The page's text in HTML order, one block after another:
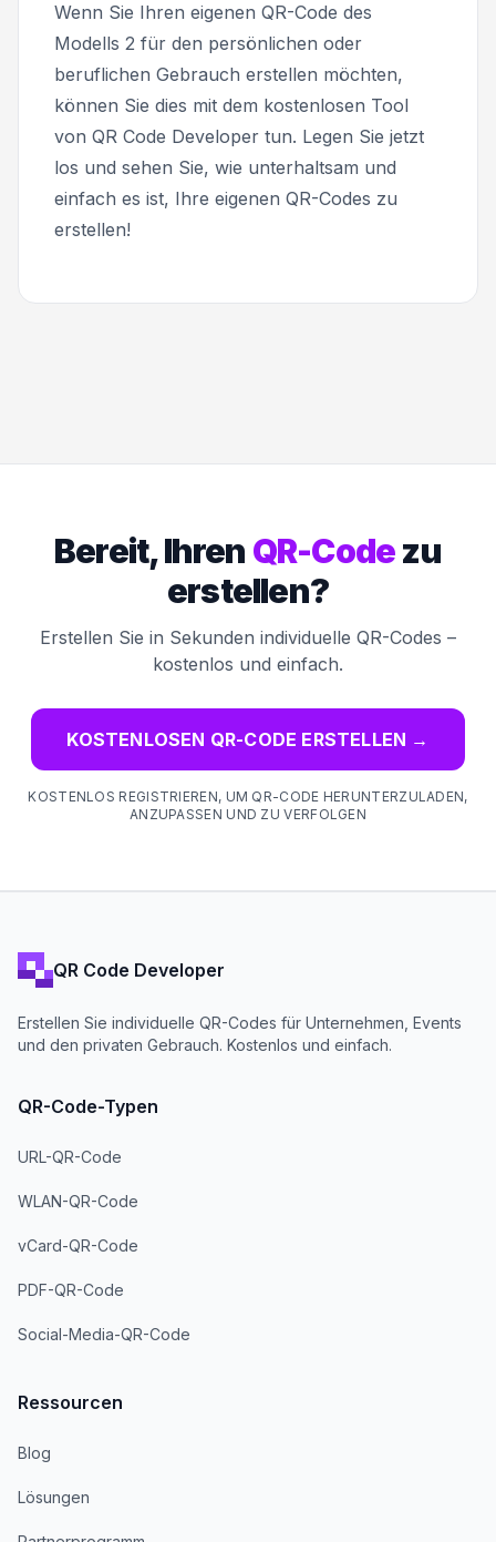
Wenn Sie Ihren eigenen QR-Code des
Modells 2 für den persönlichen oder
beruflichen Gebrauch erstellen möchten,
können Sie dies mit dem kostenlosen Tool
von QR Code Developer tun. Legen Sie jetzt
los und sehen Sie, wie unterhaltsam und
einfach es ist, Ihre eigenen QR-Codes zu
erstellen!
Bereit, Ihren QR-Codezu
erstellen?
Erstellen Sie in Sekunden individuelle QR-Codes –
kostenlos und einfach.
KOSTENLOSEN QR-CODE ERSTELLEN →
KOSTENLOS REGISTRIEREN, UM QR-CODE HERUNTERZULADEN,
ANZUPASSEN UND ZU VERFOLGEN
QR Code Developer
Erstellen Sie individuelle QR-Codes für Unternehmen, Events
und den privaten Gebrauch. Kostenlos und einfach.
QR-Code-Typen
URL-QR-Code
WLAN-QR-Code
vCard-QR-Code
PDF-QR-Code
Social-Media-QR-Code
Ressourcen
Blog
Lösungen